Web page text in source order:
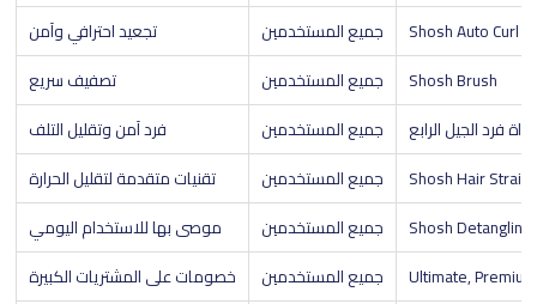
Shosh Auto Curl
جميع المستخدمين
تجعيد احترافي وآمن
Shosh Brush
جميع المستخدمين
تصفيف سريع
فرد الجيل الرابع
جميع المستخدمين
فرد آمن وتقليل التلف
Shosh Hair
جميع المستخدمين
تقنيات متقدمة لتقليل الحرارة
Shosh
جميع المستخدمين
موصى بها للاستخدام اليومي
Ultimate,
جميع المستخدمين
خصومات على المشتريات الكبيرة